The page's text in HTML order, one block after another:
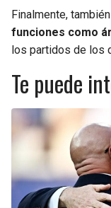
Finalmente,
funciones como
los partidos de los
Te puede